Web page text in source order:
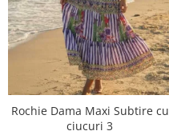
Rochie Dama Maxi Subtire cu
ciucuri 3